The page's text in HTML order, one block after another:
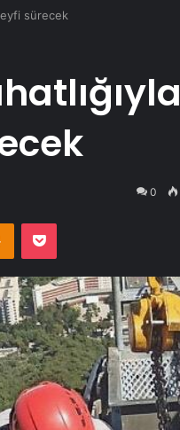
sürecek
0
Odnoklassniki
Pocket